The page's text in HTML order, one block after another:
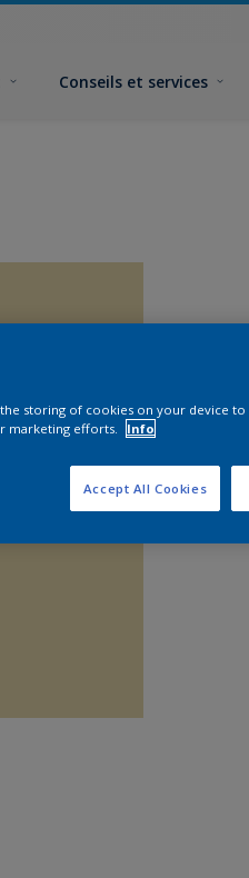
Conseils et services
storing of cookies on your device to
marketing efforts.
Info
Accept All Cookies